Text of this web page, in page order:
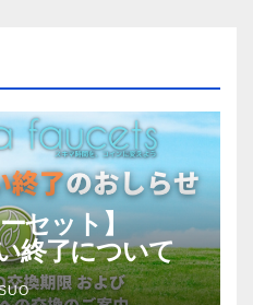
セット】
終了について